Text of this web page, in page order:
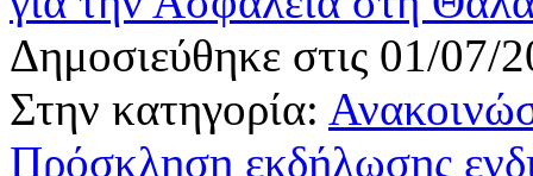
Δημοσιεύθηκε στις 01/07/
Στην κατηγορία:
Πρόσκληση εκδήλωσης